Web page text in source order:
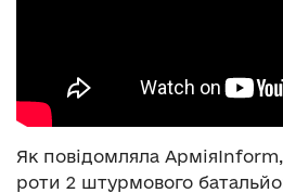
Як повідомляла
роти 2 штурмового